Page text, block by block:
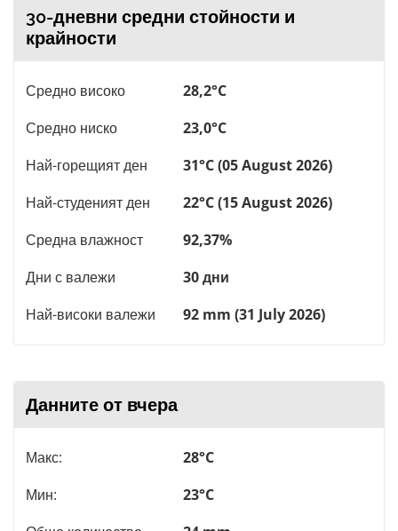
30-дневни средни стойности и
крайности
Средно високо
28,2°C
Средно ниско
23,0°C
Най-горещият ден
31°C (05 August 2026)
Най-студеният ден
22°C (15 August 2026)
Средна влажност
92,37%
Дни с валежи
30 дни
Най-високи валежи
92 mm (31 July 2026)
Данните от вчера
Макс:
28°C
Мин:
23°C